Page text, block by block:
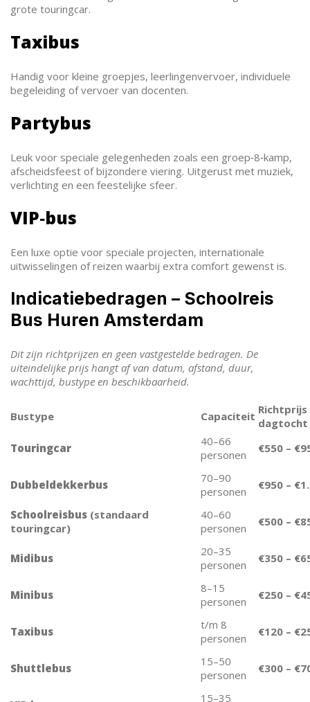
grote touringcar.
Taxibus
Handig voor kleine groepjes, leerlingenvervoer, individuele
begeleiding of vervoer van docenten.
Partybus
Leuk voor speciale gelegenheden zoals een groep‑8‑kamp,
afscheidsfeest of bijzondere viering. Uitgerust met muziek,
verlichting en een feestelijke sfeer.
VIP‑bus
Een luxe optie voor speciale projecten, internationale
uitwisselingen of reizen waarbij extra comfort gewenst is.
Indicatiebedragen – Schoolreis
Bus Huren Amsterdam
Dit zijn richtprijzen en geen vastgestelde bedragen. De
uiteindelijke prijs hangt af van datum, afstand, duur,
wachttijd, bustype en beschikbaarheid.
Bustype Capaciteit dagtocht
Touringcar
40–66
personen
€550 –
Dubbeldekkerbus
70–90
personen
€950 –
Schoolreisbus (standaard
touringcar)
40–60
personen
€500 –
Midibus
20–35
personen
€350 –
Minibus
8–15
personen
€250 –
Taxibus
t/m 8
personen
€120 –
Shuttlebus
15–50
personen
€300 –
15–35